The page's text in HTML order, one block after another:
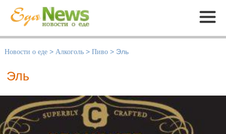
Меню
Новости о еде > Алкоголь > Пиво > Эль
Эль